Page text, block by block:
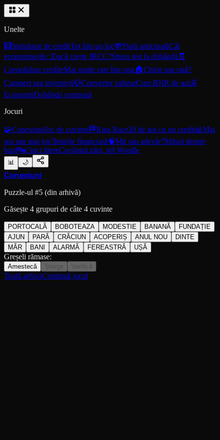
Unelte
🧮Simulator de creditTot într-un loc💸Plată anticipatăCât
economisești📈Dacă crește IRCC?Stress test la dobândă 🧾
Consolidare crediteMai multe rate într-una 🏠Chirie sau rată?
Cumperi sau investești💱Convertor valutarCurs BNR de azi💰
EconomiiDobânda compusă
Jocuri
🧩ConexiuniJoc de cuvinte🏁Rata Race20 de ani cu un credit 📊 Mai
sus sau mai jos?Intuiție financiară🧠Mit sau adevăr?Mituri despre
bani🔤Cinci litereCuvântul zilei, stil Wordle
📊 🌙
Conexiuni
Puzzle-ul #5 (din arhivă)
Găsește 4 grupuri de câte 4 cuvinte
PORTOCALĂ BOBOTEAZA MODESTIE BANANĂ
FUNDAȚIE
AJUN
PARĂ CRĂCIUN ACOPERIȘ ANUL NOU
DINTE
MĂR
BANI ALARMĂ FEREASTRĂ UȘĂ
Greșeli rămase:
Amestecă Șterge Verifică
Toată arhivaContinuă jocul